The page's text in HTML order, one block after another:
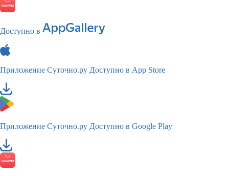
Доступно в
Приложение Суточно.ру Доступно в App Store
Приложение Суточно.ру Доступно в Google Play